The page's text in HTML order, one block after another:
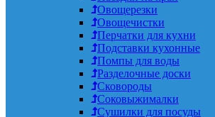
Овощерезки
Овощечистки
Перчатки для кухни
Подставки кухонные
Помпы для воды
Разделочные доски
Сковороды
Соковыжималки
Сушилки для посуды